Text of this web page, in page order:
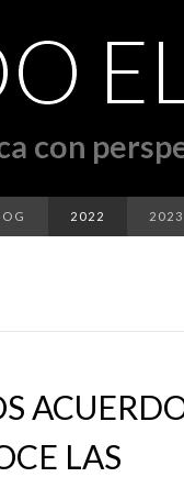
2022 2023
LAS